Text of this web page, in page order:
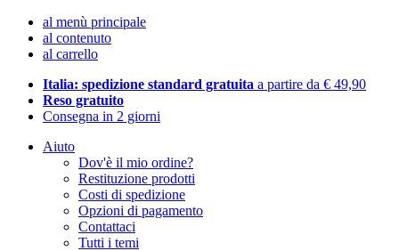
al menù principale
al contenuto
al carrello
Italia: spedizione standard gratuita a partire da € 49,90
Reso gratuito
Consegna in 2 giorni
Aiuto
Dov'è il mio ordine?
Restituzione prodotti
Costi di spedizione
Opzioni di pagamento
Contattaci
Tutti i temi